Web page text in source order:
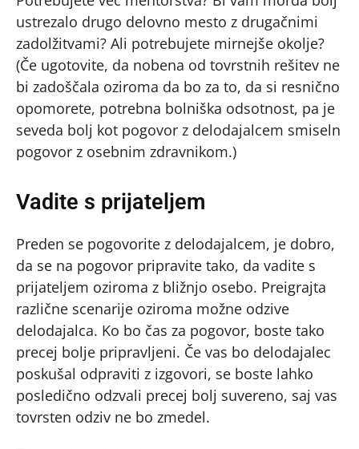
ustrezalo drugo delovno mesto z drugačnimi
zadolžitvami? Ali potrebujete mirnejše okolje?
(Če ugotovite, da nobena od tovrstnih rešitev ne
bi zadoščala oziroma da bo za to, da si resnično
opomorete, potrebna bolniška odsotnost, pa je
seveda bolj kot pogovor z delodajalcem smiseln
pogovor z osebnim zdravnikom.)
Vadite s prijateljem
Preden se pogovorite z delodajalcem, je dobro,
da se na pogovor pripravite tako, da vadite s
prijateljem oziroma z bližnjo osebo. Preigrajta
različne scenarije oziroma možne odzive
delodajalca. Ko bo čas za pogovor, boste tako
precej bolje pripravljeni. Če vas bo delodajalec
poskušal odpraviti z izgovori, se boste lahko
posledično odzvali precej bolj suvereno, saj vas
tovrsten odziv ne bo zmedel.